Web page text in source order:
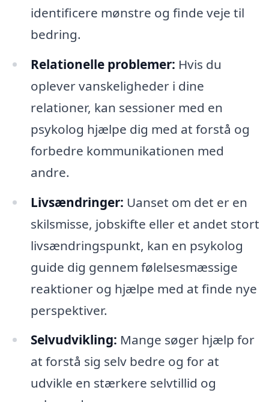
identificere mønstre og finde veje til
bedring.
Relationelle problemer: Hvis du
oplever vanskeligheder i dine
relationer, kan sessioner med en
psykolog hjælpe dig med at forstå og
forbedre kommunikationen med
andre.
Livsændringer: Uanset om det er en
skilsmisse, jobskifte eller et andet stort
livsændringspunkt, kan en psykolog
guide dig gennem følelsesmæssige
reaktioner og hjælpe med at finde nye
perspektiver.
Selvudvikling: Mange søger hjælp for
at forstå sig selv bedre og for at
udvikle en stærkere selvtillid og